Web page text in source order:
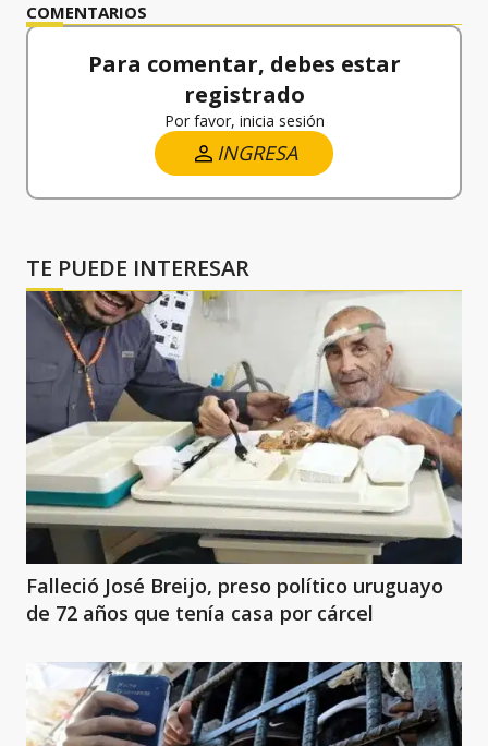
COMENTARIOS
Para comentar, debes estar
registrado
Por favor, inicia sesión
INGRESA
TE PUEDE INTERESAR
Falleció José Breijo, preso político uruguayo
de 72 años que tenía casa por cárcel